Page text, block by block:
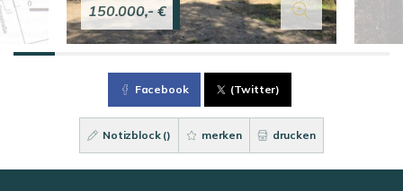
150.000,- €
Facebook (Twitter)
Notizblock () merken drucken